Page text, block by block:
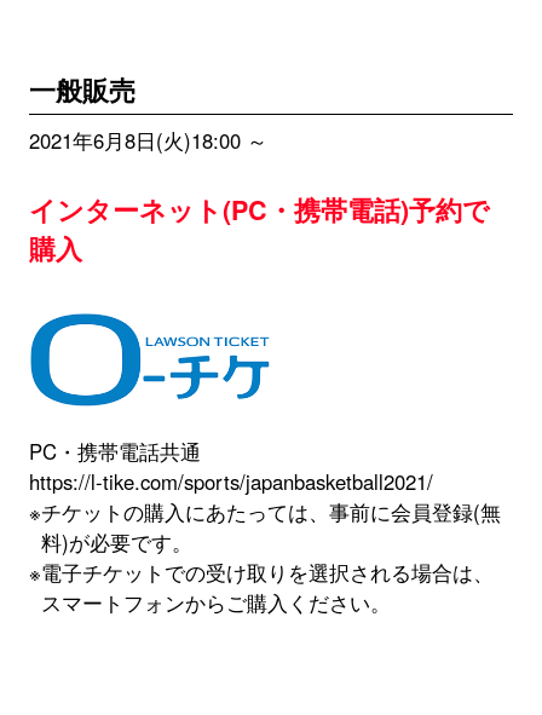
一般販売
2021年6月8日(火)18:00 ～
インターネット(PC・携帯電話)予約で
購入
PC・携帯電話共通
https://l-tike.com/sports/japanbasketball2021/
※チケットの購入にあたっては、事前に会員登録(無
料)が必要です。
※電子チケットでの受け取りを選択される場合は、
スマートフォンからご購入ください。